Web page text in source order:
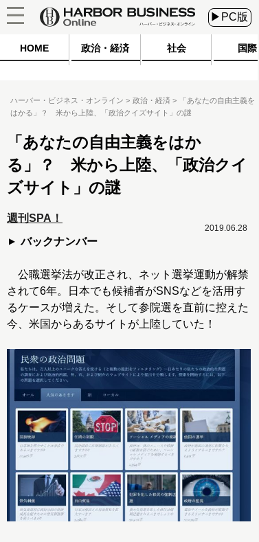
▶PC版
HOME 政治・経済 社会 国際
ハーバー・ビジネス・オンライン 政治・経済
「あなたの自由主義を
はかる」？ 米から上陸、「政治クイズサイト」の謎
「あなたの自由主義をはか
る」？ 米から上陸、「政治クイ
ズサイト」の謎
週刊SPA！
バックナンバー
2019.06.28
公職選挙法が改正され、ネット選挙運動が解禁
されて6年。日本でも候補者がSNSなどを活用す
るケースが増えた。そして参院選を直前に控えた
今、米国からあるサイトが上陸していた！